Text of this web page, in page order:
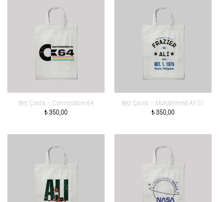
Bez Çanta – Commodore 64
₺350,00
Bez Çanta – Muhammed Ali 01
₺350,00